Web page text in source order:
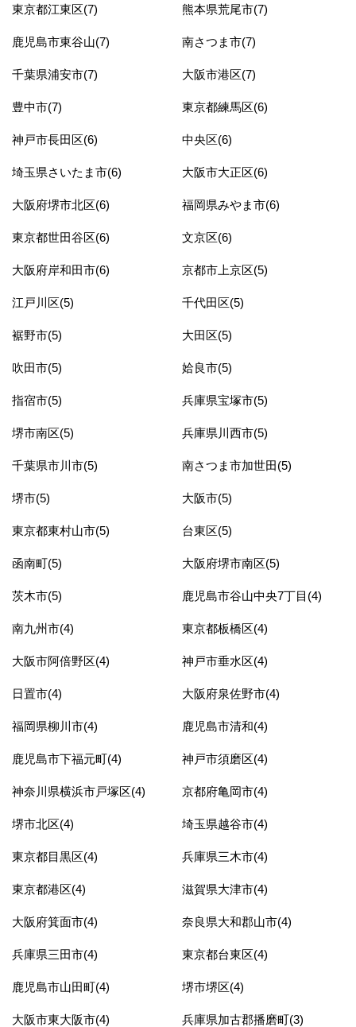
東京都江東区(7) 熊本県荒尾市(7)
鹿児島市東谷山(7) 南さつま市(7)
千葉県浦安市(7) 大阪市港区(7)
豊中市(7) 東京都練馬区(6)
神戸市長田区(6) 中央区(6)
埼玉県さいたま市(6) 大阪市大正区(6)
大阪府堺市北区(6) 福岡県みやま市(6)
東京都世田谷区(6) 文京区(6)
大阪府岸和田市(6) 京都市上京区(5)
江戸川区(5) 千代田区(5)
裾野市(5) 大田区(5)
吹田市(5) 姶良市(5)
指宿市(5) 兵庫県宝塚市(5)
堺市南区(5) 兵庫県川西市(5)
千葉県市川市(5) 南さつま市加世田(5)
堺市(5) 大阪市(5)
東京都東村山市(5) 台東区(5)
函南町(5) 大阪府堺市南区(5)
茨木市(5) 鹿児島市谷山中央7丁目(4)
南九州市(4) 東京都板橋区(4)
大阪市阿倍野区(4) 神戸市垂水区(4)
日置市(4) 大阪府泉佐野市(4)
福岡県柳川市(4) 鹿児島市清和(4)
鹿児島市下福元町(4) 神戸市須磨区(4)
神奈川県横浜市戸塚区(4) 京都府亀岡市(4)
堺市北区(4) 埼玉県越谷市(4)
東京都目黒区(4) 兵庫県三木市(4)
東京都港区(4) 滋賀県大津市(4)
大阪府箕面市(4) 奈良県大和郡山市(4)
兵庫県三田市(4) 東京都台東区(4)
鹿児島市山田町(4) 堺市堺区(4)
大阪市東大阪市(4) 兵庫県加古郡播磨町(3)